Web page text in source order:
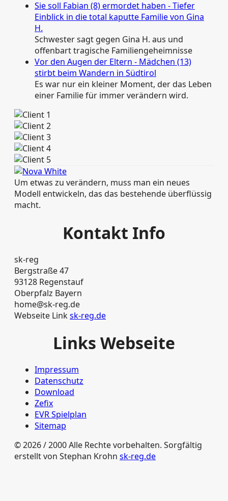
Sie soll Fabian (8) ermordet haben - Tiefer
Einblick in die total kaputte Familie von Gina
H.
Schwester sagt gegen Gina H. aus und
offenbart tragische Familiengeheimnisse
Vor den Augen der Eltern - Mädchen (13)
stirbt beim Wandern in Südtirol
Es war nur ein kleiner Moment, der das Leben
einer Familie für immer verändern wird.
Um etwas zu verändern, muss man ein neues
Modell entwickeln, das das bestehende überflüssig
macht.
Kontakt Info
sk-reg
Bergstraße 47
93128 Regenstauf
Oberpfalz Bayern
home@sk-reg.de
Webseite Linksk-reg.de
Links Webseite
Impressum
Datenschutz
Download
Zefix
EVR Spielplan
Sitemap
© 2026 / 2000 Alle Rechte vorbehalten. Sorgfältig
erstellt von Stephan Krohn sk-reg.de